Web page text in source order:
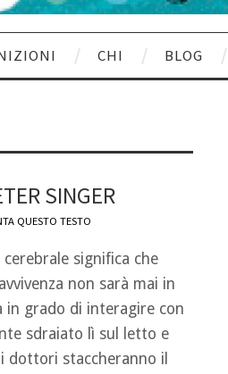
CHI BLOG
SINGER
QUESTO TESTO
significa che
non sarà mai in
in grado di interagire con
sdraiato lì sul letto e
dottori staccheranno il